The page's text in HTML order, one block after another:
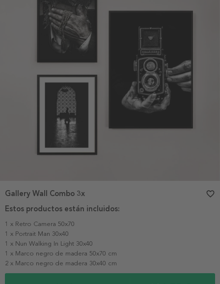
Estos productos están incluidos:
1 x Retro Camera 50x70
1 x Portrait Man 30x40
1 x Nun Walking In Light 30x40
1 x Marco negro de madera 50x70 cm
2 x Marco negro de madera 30x40 cm
Gallery Wall Combo 3x favorite_border